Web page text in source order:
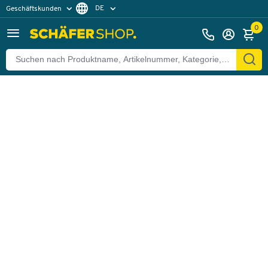
Geschäftskunden DE
0
Zurück